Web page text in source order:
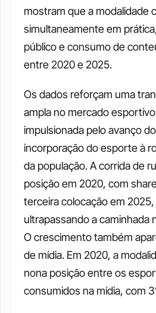
mostram que a modalidade
simultaneamente em
público e consumo de
entre 2020 e 2025.
Os dados reforçam uma
ampla no mercado
impulsionada pelo avanço
incorporação do esporte à
da população. A corrida de
posição em 2020, com
terceira colocação em
ultrapassando a caminhada
O crescimento também
de mídia. Em 2020, a
nona posição entre os
consumidos na mídia, com